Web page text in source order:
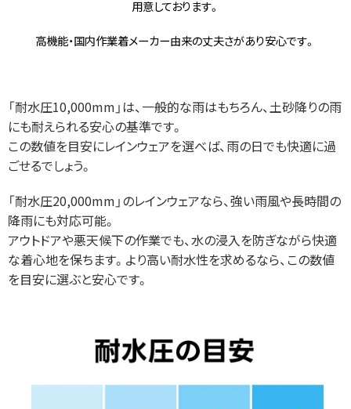
用意しております。
高機能・国内作業着メーカー由来の丈夫さがあり安心です。
「耐水圧10,000mm」は、一般的な雨はもちろん、土砂降りの雨
にも耐えられる安心の基準です。
この数値を目安にレインウェアを選べば、雨の日でも快適に過
ごせるでしょう。
「耐水圧20,000mm」のレインウェアなら、強い雨風や長時間の
降雨にも対応可能。
アウトドアや悪天候下の作業でも、水の浸入を防ぎながら快適
な着心地を保ちます。より高い耐水性を求めるなら、この数値
を目安に選ぶと安心です。